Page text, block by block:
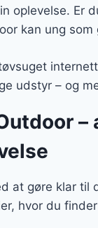
oplevelse. Er
kan ung
udstyr – og
at gøre klar til
hvor du